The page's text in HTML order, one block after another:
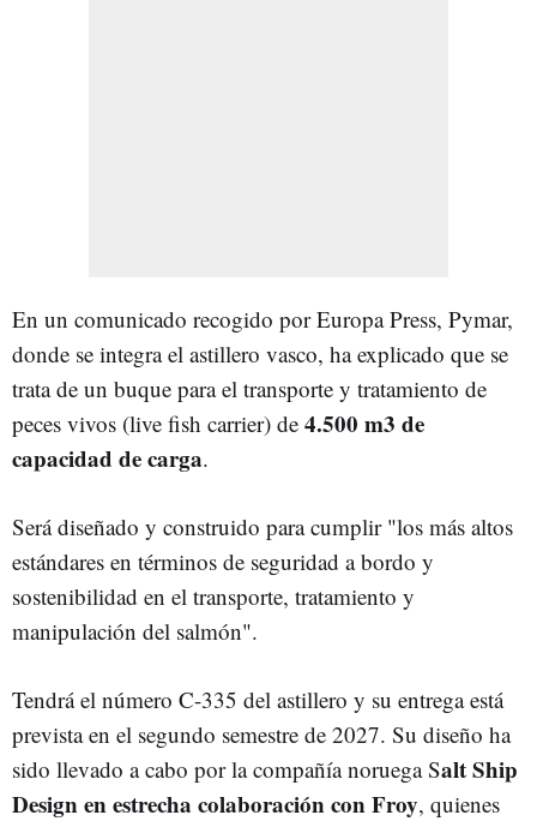
En un comunicado recogido por Europa Press, Pymar,
donde se integra el astillero vasco, ha explicado que se
trata de un buque para el transporte y tratamiento de
peces vivos (live fish carrier) de 4.500 m3 de
capacidad de carga.
Será diseñado y construido para cumplir "los más altos
estándares en términos de seguridad a bordo y
sostenibilidad en el transporte, tratamiento y
manipulación del salmón".
Tendrá el número C-335 del astillero y su entrega está
prevista en el segundo semestre de 2027. Su diseño ha
sido llevado a cabo por la compañía noruega Salt Ship
Design en estrecha colaboración con Froy, quienes